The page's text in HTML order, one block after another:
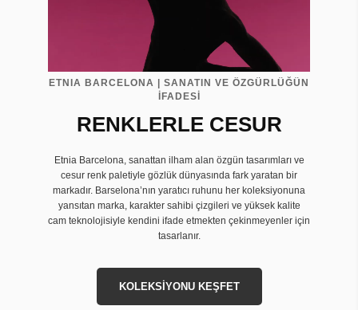
ETNIA BARCELONA | SANATIN VE ÖZGÜRLÜĞÜN
İFADESİ
RENKLERLE CESUR
Etnia Barcelona, sanattan ilham alan özgün tasarımları ve
cesur renk paletiyle gözlük dünyasında fark yaratan bir
markadır. Barselona’nın yaratıcı ruhunu her koleksiyonuna
yansıtan marka, karakter sahibi çizgileri ve yüksek kalite
cam teknolojisiyle kendini ifade etmekten çekinmeyenler için
tasarlanır.
KOLEKSİYONU KEŞFET